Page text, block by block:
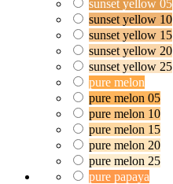
sunset yellow 05
sunset yellow 10
sunset yellow 15
sunset yellow 20
sunset yellow 25
pure melon
pure melon 05
pure melon 10
pure melon 15
pure melon 20
pure melon 25
pure papaya